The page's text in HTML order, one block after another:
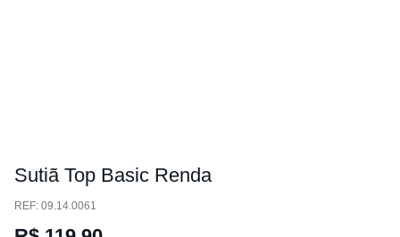
Sutiã Top Basic Renda
: 09.14.0061